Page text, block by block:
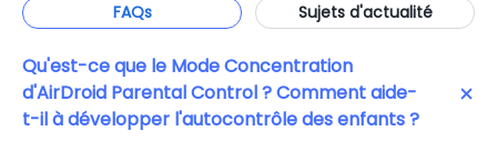
FAQs Sujets d'actualité
Qu'est-ce que le Mode Concentration
d'AirDroid Parental Control ? Comment aide-
t-il à développer l'autocontrôle des enfants ?